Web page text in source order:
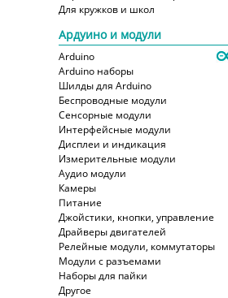
Для кружков и школ
Ардуино и модули
Arduino
Arduino наборы
Шилды для Arduino
Беспроводные модули
Сенсорные модули
Интерфейсные модули
Дисплеи и индикация
Измерительные модули
Аудио модули
Камеры
Питание
Джойстики, кнопки, управление
Драйверы двигателей
Релейные модули, коммутаторы
Модули с разъемами
Наборы для пайки
Другое